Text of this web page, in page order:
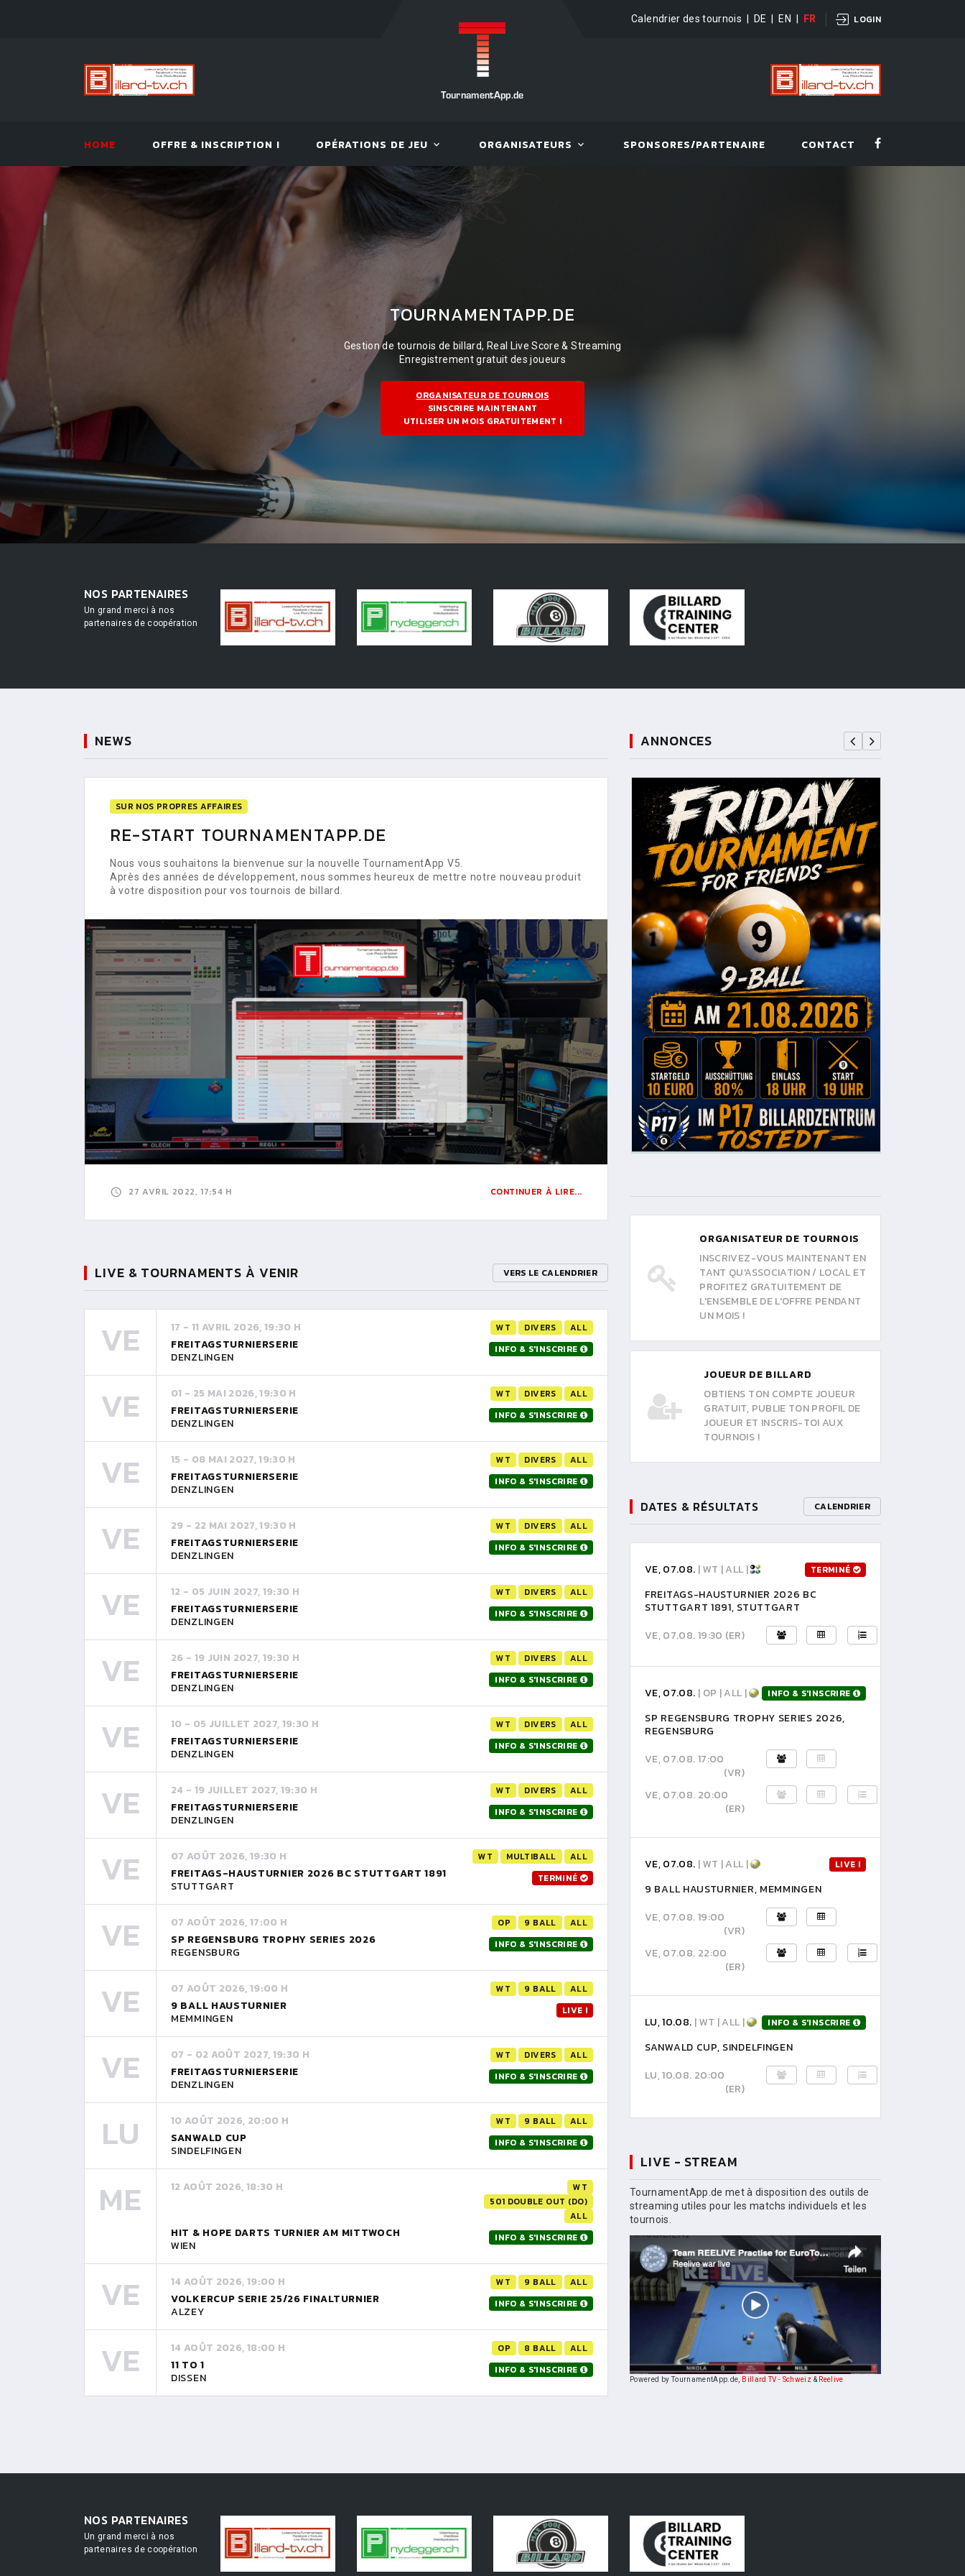
Calendrier des tournois DE EN FR LOGIN
TournamentApp.de
HOME OFFRE & INSCRIPTION ! OPÉRATIONS DE JEU ORGANISATEURS SPONSORES/PARTENAIRE CONTACT
TOURNAMENTAPP.DE
Gestion de tournois de billard, Real Live Score & Streaming
Enregistrement gratuit des joueurs
ORGANISATEUR DE TOURNOIS
SINSCRIRE MAINTENANT
UTILISER UN MOIS GRATUITEMENT !
NOS PARTENAIRES
Un grand merci à nos
partenaires de coopération
NEWS
SUR NOS PROPRES AFFAIRES
RE-START TOURNAMENTAPP.DE
Nous vous souhaitons la bienvenue sur la nouvelle TournamentApp V5.
Après des années de développement, nous sommes heureux de mettre notre nouveau produit
à votre disposition pour vos tournois de billard.
27 AVRIL 2022, 17:54 H CONTINUER À LIRE...
LIVE & TOURNAMENTS À VENIR VERS LE CALENDRIER
VE 17 - 11 AVRIL 2026, 19:30 H WT DIVERS ALL
FREITAGSTURNIERSERIE
DENZLINGEN
INFO & S'INSCRIRE
VE 01 - 25 MAI 2026, 19:30 H WT DIVERS ALL
FREITAGSTURNIERSERIE
DENZLINGEN
INFO & S'INSCRIRE
VE 15 - 08 MAI 2027, 19:30 H WT DIVERS ALL
FREITAGSTURNIERSERIE
DENZLINGEN
INFO & S'INSCRIRE
VE 29 - 22 MAI 2027, 19:30 H WT DIVERS ALL
FREITAGSTURNIERSERIE
DENZLINGEN
INFO & S'INSCRIRE
VE 12 - 05 JUIN 2027, 19:30 H WT DIVERS ALL
FREITAGSTURNIERSERIE
DENZLINGEN
INFO & S'INSCRIRE
VE 26 - 19 JUIN 2027, 19:30 H WT DIVERS ALL
FREITAGSTURNIERSERIE
DENZLINGEN
INFO & S'INSCRIRE
VE 10 - 05 JUILLET 2027, 19:30 H WT DIVERS ALL
FREITAGSTURNIERSERIE
DENZLINGEN
INFO & S'INSCRIRE
VE 24 - 19 JUILLET 2027, 19:30 H WT DIVERS ALL
FREITAGSTURNIERSERIE
DENZLINGEN
INFO & S'INSCRIRE
VE 07 AOÛT 2026, 19:30 H WT MULTIBALL ALL
FREITAGS-HAUSTURNIER 2026 BC STUTTGART 1891
STUTTGART
TERMINÉ
VE 07 AOÛT 2026, 17:00 H OP 9 BALL ALL
SP REGENSBURG TROPHY SERIES 2026
REGENSBURG
INFO & S'INSCRIRE
VE 07 AOÛT 2026, 19:00 H WT 9 BALL ALL
9 BALL HAUSTURNIER
MEMMINGEN
LIVE !
VE 07 - 02 AOÛT 2027, 19:30 H WT DIVERS ALL
FREITAGSTURNIERSERIE
DENZLINGEN
INFO & S'INSCRIRE
LU 10 AOÛT 2026, 20:00 H WT 9 BALL ALL
SANWALD CUP
SINDELFINGEN
INFO & S'INSCRIRE
ME 12 AOÛT 2026, 18:30 H
WT
501 DOUBLE OUT (DO)
ALL
HIT & HOPE DARTS TURNIER AM MITTWOCH
WIEN
INFO & S'INSCRIRE
VE 14 AOÛT 2026, 19:00 H WT 9 BALL ALL
VOLKERCUP SERIE 25/26 FINALTURNIER
ALZEY
INFO & S'INSCRIRE
VE 14 AOÛT 2026, 18:00 H OP 8 BALL ALL
11 TO 1
DISSEN
INFO & S'INSCRIRE
ANNONCES
ORGANISATEUR DE TOURNOIS
INSCRIVEZ-VOUS MAINTENANT EN
TANT QU'ASSOCIATION / LOCAL ET
PROFITEZ GRATUITEMENT DE
L'ENSEMBLE DE L'OFFRE PENDANT
UN MOIS !
JOUEUR DE BILLARD
OBTIENS TON COMPTE JOUEUR
GRATUIT, PUBLIE TON PROFIL DE
JOUEUR ET INSCRIS-TOI AUX
TOURNOIS !
DATES & RÉSULTATS CALENDRIER
VE, 07.08. | WT | ALL | TERMINÉ
FREITAGS-HAUSTURNIER 2026 BC
STUTTGART 1891, STUTTGART
VE, 07.08. 19:30 (ER)
VE, 07.08. | OP | ALL | INFO & S'INSCRIRE
SP REGENSBURG TROPHY SERIES 2026,
REGENSBURG
VE, 07.08. 17:00
(VR)
VE, 07.08. 20:00
(ER)
VE, 07.08. | WT | ALL | LIVE !
9 BALL HAUSTURNIER, MEMMINGEN
VE, 07.08. 19:00
(VR)
VE, 07.08. 22:00
(ER)
LU, 10.08. | WT | ALL | INFO & S'INSCRIRE
SANWALD CUP, SINDELFINGEN
LU, 10.08. 20:00
(ER)
LIVE - STREAM
TournamentApp.de met à disposition des outils de
streaming utiles pour les matchs individuels et les
tournois.
Powered by TournamentApp.de, Billard TV - Schweiz & Reelive
NOS PARTENAIRES
Un grand merci à nos
partenaires de coopération